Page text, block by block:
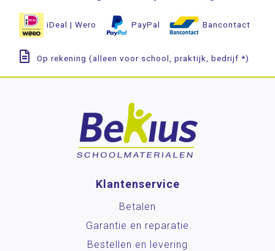
iDeal | Wero PayPal Bancontact
Op rekening (alleen voor school, praktijk, bedrijf *)
Klantenservice
Betalen
Garantie en reparatie
Bestellen en levering